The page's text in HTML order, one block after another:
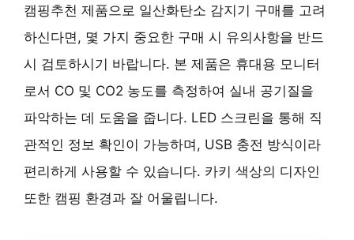
캠핑추천 제품으로 일산화탄소 감지기 구매를 고려
하신다면, 몇 가지 중요한 구매 시 유의사항을 반드
시 검토하시기 바랍니다. 본 제품은 휴대용 모니터
로서 CO 및 CO2 농도를 측정하여 실내 공기질을
파악하는 데 도움을 줍니다. LED 스크린을 통해 직
관적인 정보 확인이 가능하며, USB 충전 방식이라
편리하게 사용할 수 있습니다. 카키 색상의 디자인
또한 캠핑 환경과 잘 어울립니다.